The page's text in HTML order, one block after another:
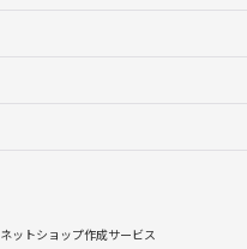
ネットショップ作成サービス